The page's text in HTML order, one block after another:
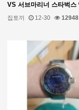
VS 서브마리너 스타벅스
집토끼 12-30 12948